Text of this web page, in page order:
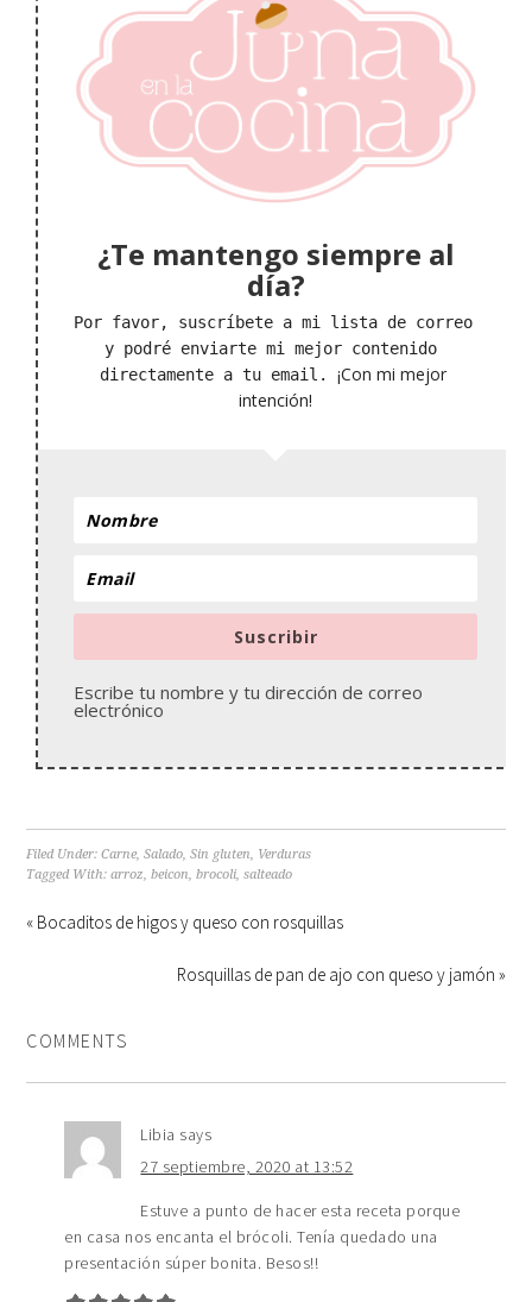
¿Te mantengo siempre al
día?
Por favor, suscríbete a mi lista de correo
y podré enviarte mi mejor contenido
directamente a tu email. ¡Con mi mejor
intención!
Suscribir
Escribe tu nombre y tu dirección de correo
electrónico
Filed Under:Carne,Salado,Sin gluten, Verduras
Tagged With:arroz,beicon,brocoli,salteado
« Bocaditos de higos y queso con rosquillas
Rosquillas de pan de ajo con queso y jamón »
COMMENTS
Libia says
27 septiembre, 2020 at 13:52
Estuve a punto de hacer esta receta porque
en casa nos encanta el brócoli. Tenía quedado una
presentación súper bonita. Besos!!